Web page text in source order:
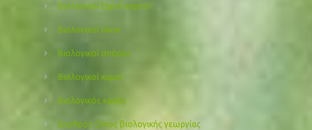
Βιολογικοί ξηροί καρποί
Βιολογικοί οίνοι
Βιολογικοί σπόροι
Βιολογικοί χυμοί
Βιολογικός καφές
Ερυθρός Οίνος βιολογικής γεωργίας